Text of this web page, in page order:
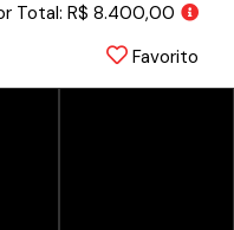
Total: R$ 8.400,00
Favorito